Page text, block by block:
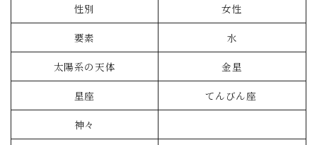
性別 女性
要素 水
太陽系の天体 金星
星座 てんびん座
神々